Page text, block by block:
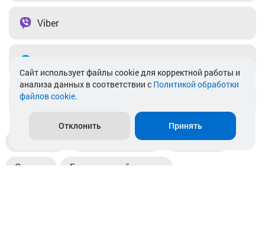
Viber
info@akkamulik.by
Пункты выдачи Магазины
Оплата Безналичный расчет
Cайт использует файлы cookie для корректной работы и
анализа данных в соответствии с Политикой обработки
файлов cookie.
Отклонить Принять